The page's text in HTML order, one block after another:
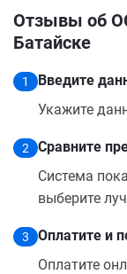
Отзывы об
Батайске
1
Введите
Укажите
2
Сравните
Система
выберите
3
Оплатите и
Оплатите